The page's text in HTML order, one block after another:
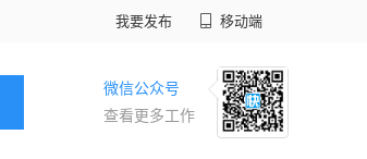
我要发布 移动端
微信公众号
查看更多工作